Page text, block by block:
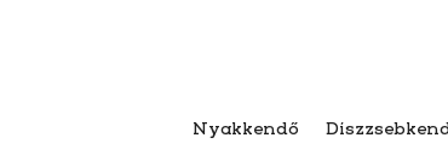
Nyakkendő